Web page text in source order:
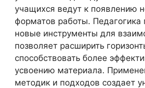
учащихся ведут к появлению
форматов работы. Педагогика
новые инструменты для
позволяет расширить
способствовать более
усвоению материала.
методик и подходов создает